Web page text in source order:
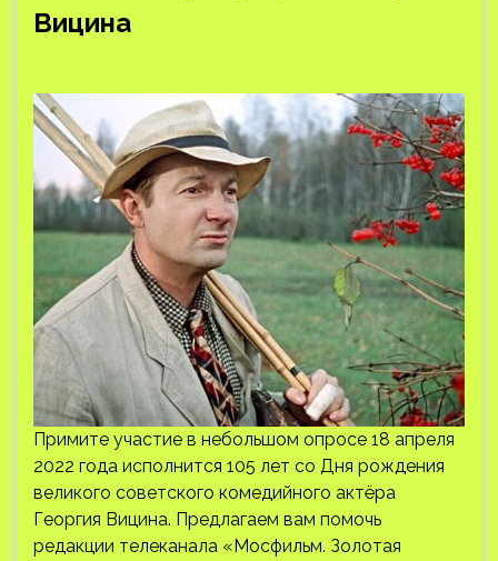
Вицина
Примите участие в небольшом опросе 18 апреля
2022 года исполнится 105 лет со Дня рождения
великого советского комедийного актёра
Георгия Вицина. Предлагаем вам помочь
редакции телеканала «Мосфильм. Золотая